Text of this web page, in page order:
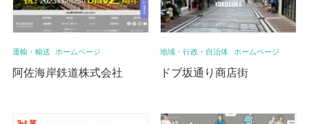
運輸・輸送 ホームページ
阿佐海岸鉄道株式会社
地域・行政・自治体 ホームページ
ドブ坂通り商店街